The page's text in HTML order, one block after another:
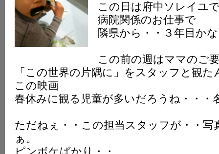
この日は府中ソレイユ
病院関係のお仕事で
隣県から・・３年目か
この前の週はママのご
「この世界の片隅に」をスタッフと観た
この映画
春休みに観る児童が多いだろうね・・・
ただねぇ・・この担当スタッフが・・写
ぁ。
ピンボケばかり・・